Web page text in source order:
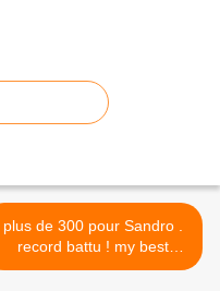
plus de 300 pour Sandro .
record battu ! my best
friend >